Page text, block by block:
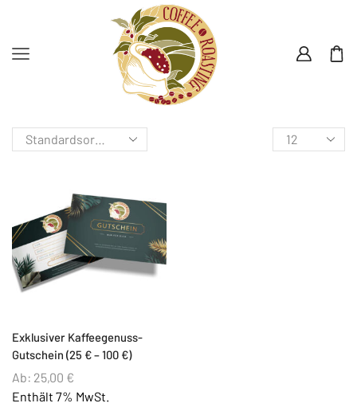
Exklusiver Kaffeegenuss-
Gutschein (25 € – 100 €)
Ab: 25,00 €
Enthält 7% MwSt.